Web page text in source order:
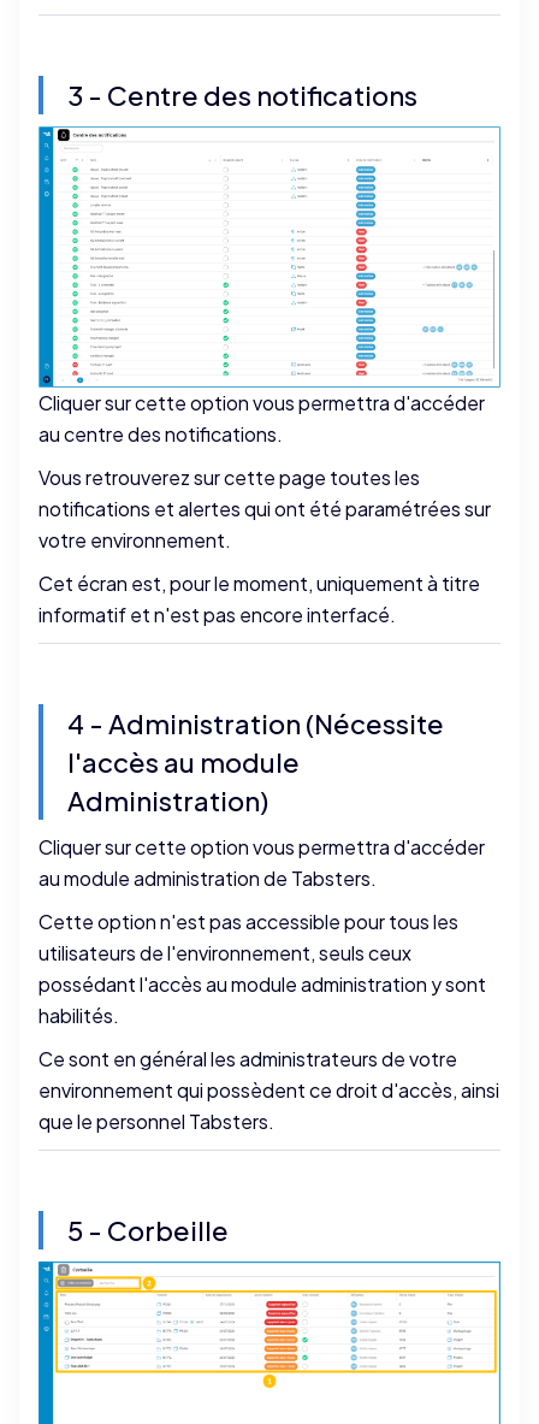
3 - Centre des notifications
Cliquer sur cette option vous permettra d'accéder
au centre des notifications.
Vous retrouverez sur cette page toutes les
notifications et alertes qui ont été paramétrées sur
votre environnement.
Cet écran est, pour le moment, uniquement à titre
informatif et n'est pas encore interfacé.
4 - Administration (Nécessite
l'accès au module
Administration)
Cliquer sur cette option vous permettra d'accéder
au module administration de Tabsters.
Cette option n'est pas accessible pour tous les
utilisateurs de l'environnement, seuls ceux
possédant l'accès au module administration y sont
habilités.
Ce sont en général les administrateurs de votre
environnement qui possèdent ce droit d'accès, ainsi
que le personnel Tabsters.
5 - Corbeille